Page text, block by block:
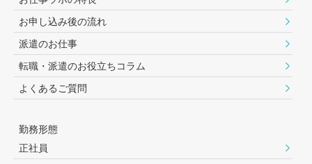
お申し込み後の流れ
派遣のお仕事
転職・派遣のお役⽴ちコラム
よくあるご質問
勤務形態
正社員